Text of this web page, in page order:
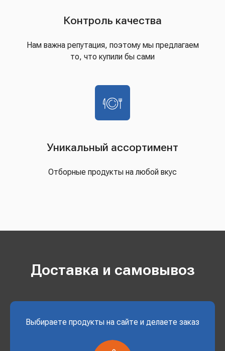
Контроль качества
Нам важна репутация, поэтому мы предлагаем
то, что купили бы сами
Уникальный ассортимент
Отборные продукты на любой вкус
Доставка и самовывоз
Выбираете продукты на сайте и делаете заказ